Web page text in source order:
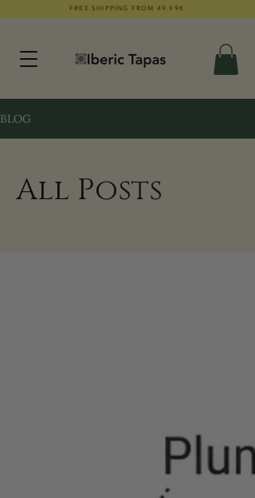
FREE SHIPPING FROM 49.99€
BLOG
All Posts